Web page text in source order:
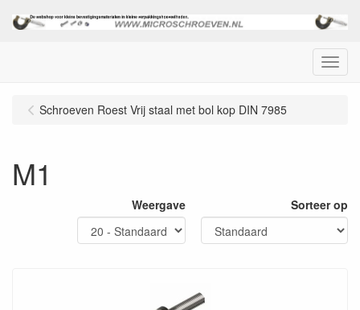
Menu
Schroeven Roest Vrij staal met bol kop DIN 7985
M1
Weergave Sorteer op